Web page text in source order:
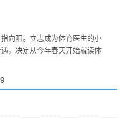
向阳。立志成为体育医生的小
，决定从今年春天开始就读体